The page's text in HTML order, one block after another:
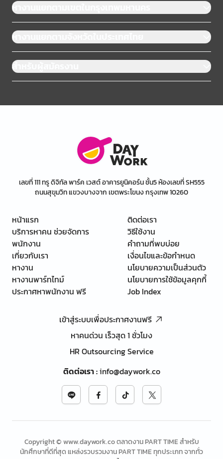
หางานแยกตามเขตในกรุงเทพมหานคร
หางานแยกตามจังหวัดในประเทศไทย
สำหรับผู้สมัครงาน
เลขที่ 111 ทรู ดิจิทัล พาร์ค เวสต์ อาคารยูนิคอร์น ชั้น5 ห้องเลขที่ SH555
ถนนสุขุมวิท แขวงบางจาก เขตพระโขนง กรุงเทพ 10260
หน้าแรก
บริการหาคน ช่วยจัดการ
พนักงาน
เกี่ยวกับเรา
หางาน
หางานพาร์ทไทม์
ประกาศหาพนักงาน ฟรี
ติดต่อเรา
วิธีใช้งาน
คำถามที่พบบ่อย
เงื่อนไขและข้อกำหนด
นโยบายความเป็นส่วนตัว
นโยบายการใช้ข้อมูลคุกกี้
Job Index
เข้าสู่ระบบเพื่อประกาศงานฟรี
หาคนด่วน เร็วสุด 1 ชั่วโมง
HR Outsourcing Service
ติดต่อเรา:info@daywork.co
Copyright © www.daywork.co ตลาดงาน PART TIME สำหรับ
นักศึกษาที่ดีที่สุด แหล่งรวบรวมงาน PART TIME ทุกประเภท จากทั่ว